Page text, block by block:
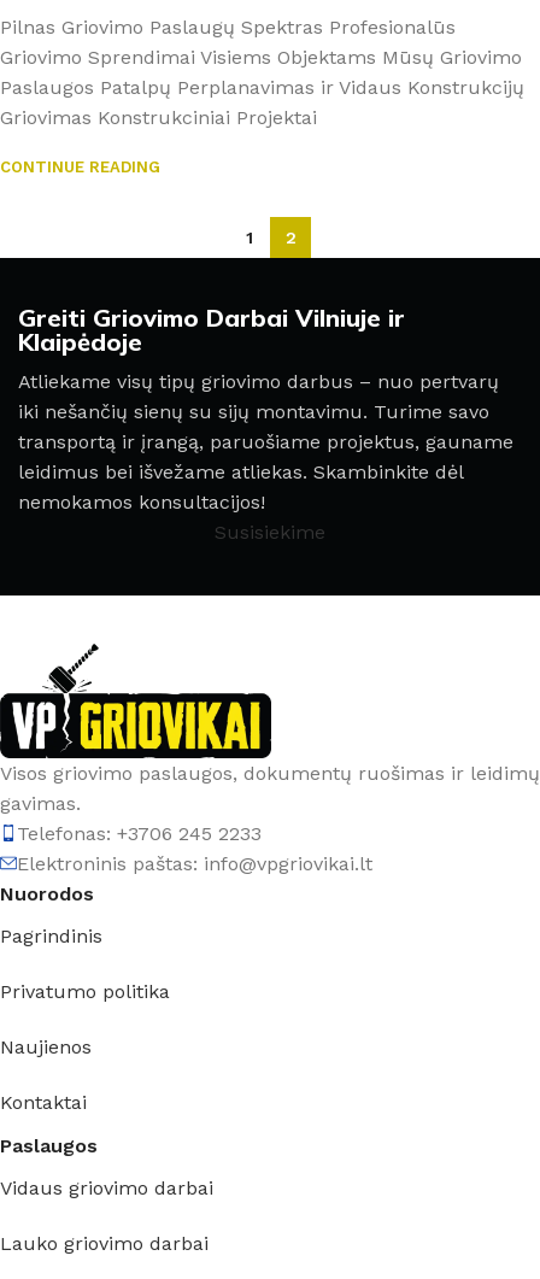
Pilnas Griovimo Paslaugų Spektras Profesionalūs
Griovimo Sprendimai Visiems Objektams Mūsų Griovimo
Paslaugos Patalpų Perplanavimas ir Vidaus Konstrukcijų
Griovimas Konstrukciniai Projektai
CONTINUE READING
1 2
Greiti Griovimo Darbai Vilniuje ir
Klaipėdoje
Atliekame visų tipų griovimo darbus – nuo pertvarų
iki nešančių sienų su sijų montavimu. Turime savo
transportą ir įrangą, paruošiame projektus, gauname
leidimus bei išvežame atliekas. Skambinkite dėl
nemokamos konsultacijos!
Susisiekime
Visos griovimo paslaugos, dokumentų ruošimas ir leidimų
gavimas.
Telefonas: +3706 245 2233
Elektroninis paštas: info@vpgriovikai.lt
Nuorodos
Pagrindinis
Privatumo politika
Naujienos
Kontaktai
Paslaugos
Vidaus griovimo darbai
Lauko griovimo darbai